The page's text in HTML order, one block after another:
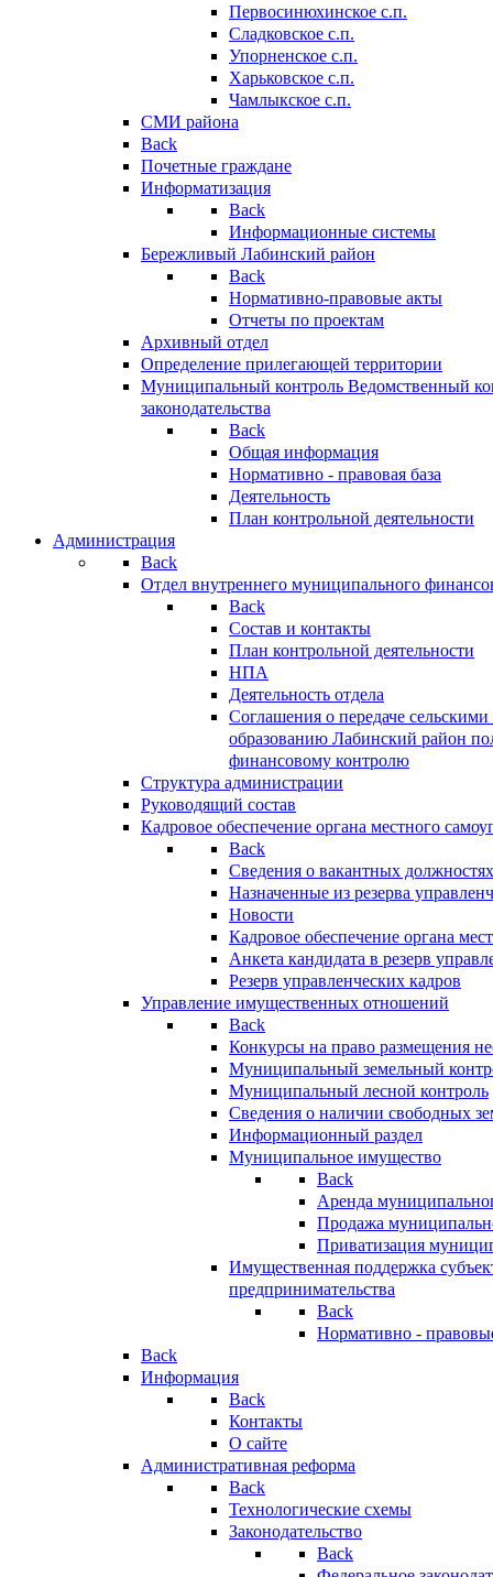
Первосинюхинское с.п.
Сладковское с.п.
Упорненское с.п.
Харьковское с.п.
Чамлыкское с.п.
СМИ района
Back
Почетные граждане
Информатизация
Back
Информационные системы
Бережливый Лабинский район
Back
Нормативно-правовые акты
Отчеты по проектам
Архивный отдел
Определение прилегающей территории
Муниципальный контроль Ведомственный
законодательства
Back
Общая информация
Нормативно - правовая база
Деятельность
План контрольной деятельности
Администрация
Back
Отдел внутреннего муниципального
Back
Состав и контакты
План контрольной деятельности
НПА
Деятельность отдела
Соглашения о передаче
образованию Лабинский район
финансовому контролю
Структура администрации
Руководящий состав
Кадровое обеспечение органа местного
Back
Сведения о вакантных
Назначенные из резерва
Новости
Кадровое обеспечение органа
Анкета кандидата в резерв
Резерв управленческих кадров
Управление имущественных отношений
Back
Конкурсы на право размещения
Муниципальный земельный
Муниципальный лесной контроль
Сведения о наличии свободных
Информационный раздел
Муниципальное имущество
Back
Аренда
Продажа
Приватизация
Имущественная поддержка
предпринимательства
Back
Нормативно -
Back
Информация
Back
Контакты
О сайте
Административная реформа
Back
Технологические схемы
Законодательство
Back